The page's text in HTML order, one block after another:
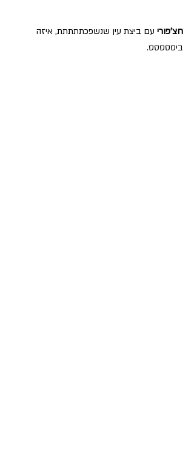
חצ'פורי עם ביצת עין שנשפכתתתתת, איזה
ביססססס.